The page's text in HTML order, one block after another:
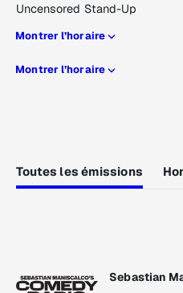
Uncensored Stand-Up
Montrer l’horaire
Montrer l’horaire
Toutes les émissions
Sebastian